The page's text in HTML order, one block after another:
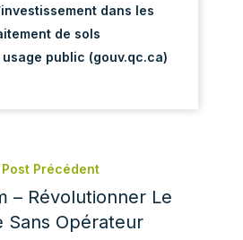
dans les
de sols
public (gouv.qc.ca)
Post Précédent
– Révolutionner Le
Sans Opérateur